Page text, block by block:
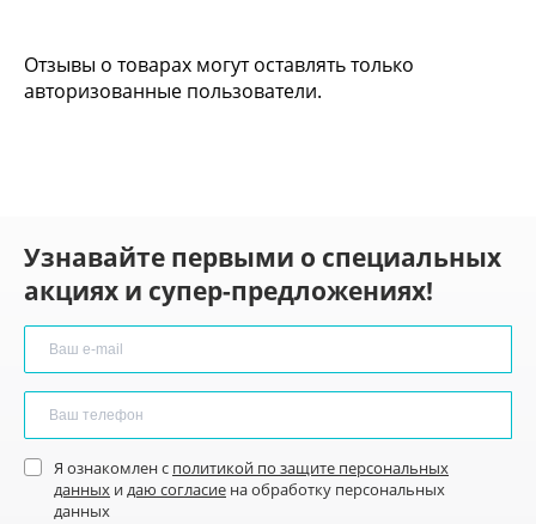
Отзывы о товарах могут оставлять только
авторизованные пользователи.
Узнавайте первыми о специальных
акциях и супер-предложениях!
Я ознакомлен с политикой по защите персональных
данных идаю согласие на обработку персональных
данных